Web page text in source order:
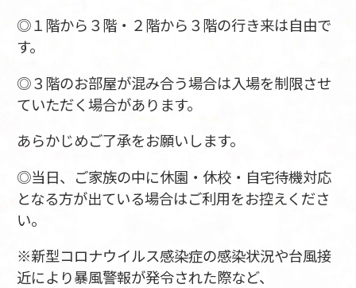
◎１階から３階・２階から３階の行き来は自由で
す。
◎３階のお部屋が混み合う場合は入場を制限させ
ていただく場合があります。
あらかじめご了承をお願いします。
◎当日、ご家族の中に休園・休校・自宅待機対応
となる方が出ている場合はご利用をお控えくださ
い。
※新型コロナウイルス感染症の感染状況や台風接
近により暴風警報が発令された際など、